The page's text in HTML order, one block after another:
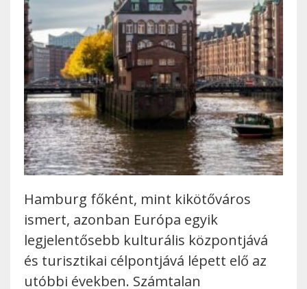
Hamburg főként, mint kikötőváros
ismert, azonban Európa egyik
legjelentősebb kulturális központjává
és turisztikai célpontjává lépett elő az
utóbbi években. Számtalan